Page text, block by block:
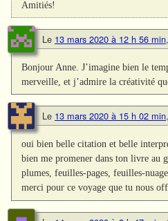
Amitiés!
Le 13 mars 2020 à 12 h 56 min,
Bonjour Anne. J’imagine bien le
merveille, et j’admire la créativité
Le 13 mars 2020 à 15 h 02 min,
oui bien belle citation et belle
bien me promener dans ton livre au
plumes, feuilles-pages, feuilles-
merci pour ce voyage que tu nous